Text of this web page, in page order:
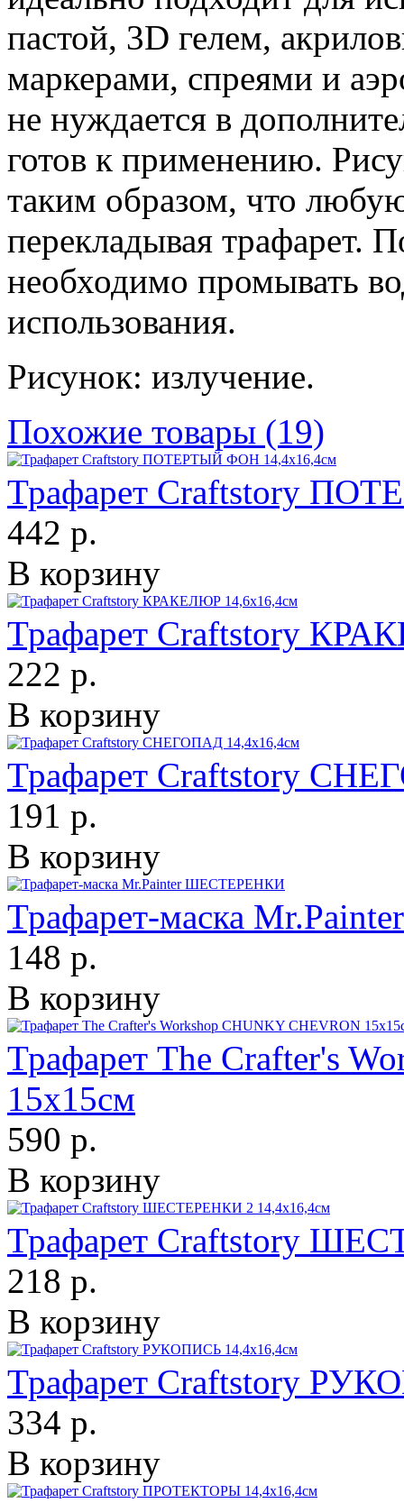
пастой, 3D гелем,
маркерами, спреями и
не нуждается в
готов к применению.
таким образом, что
перекладывая трафарет.
необходимо промывать
использования.
Рисунок: излучение.
Похожие товары (19)
Трафарет Craftstory
442 р.
В корзину
Трафарет Craftstory
222 р.
В корзину
Трафарет Craftstory
191 р.
В корзину
Трафарет-маска
148 р.
В корзину
Трафарет The Crafter's
15х15см
590 р.
В корзину
Трафарет Craftstory
218 р.
В корзину
Трафарет Craftstory
334 р.
В корзину